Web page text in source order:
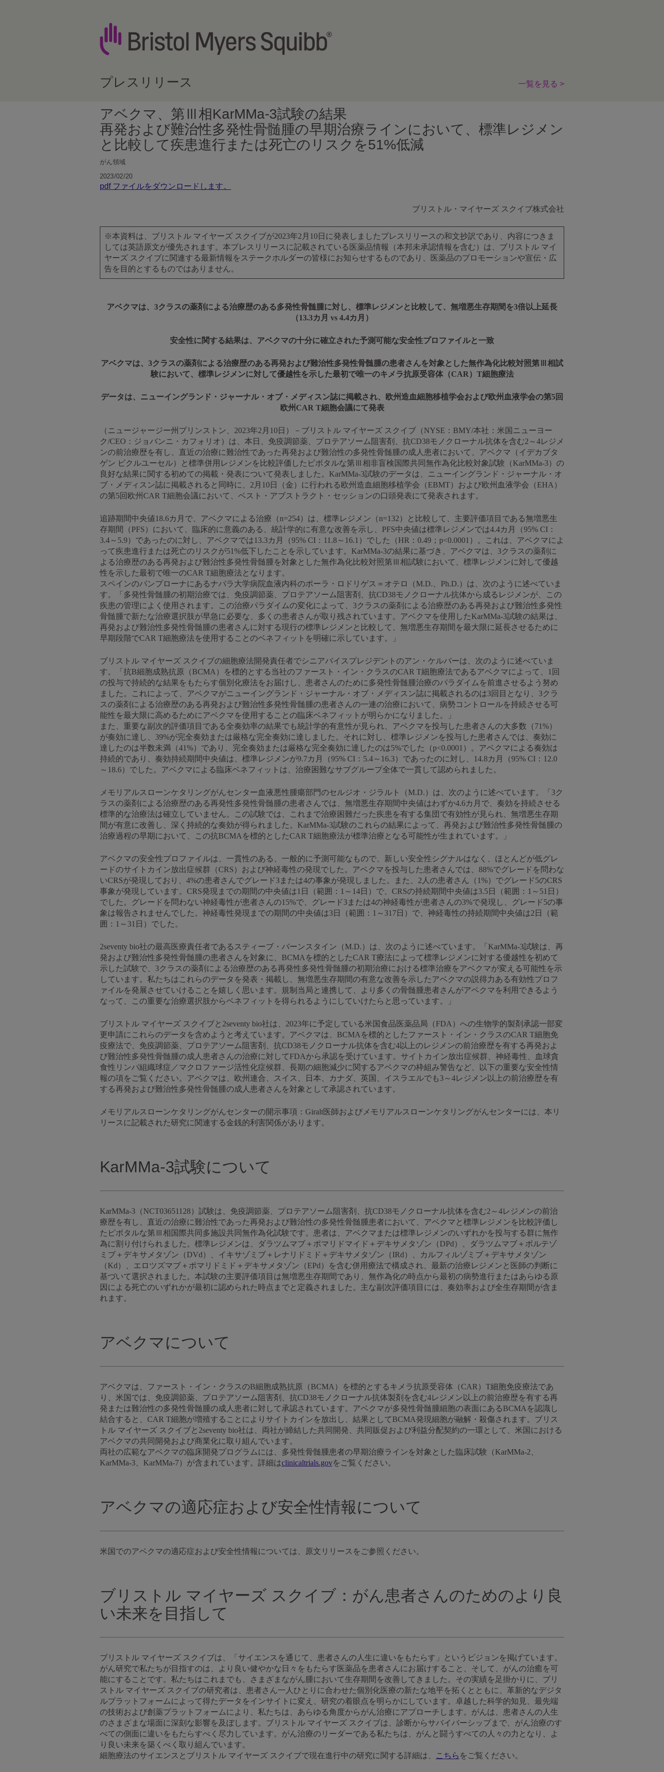
プレスリリース 一覧を見る >
アベクマ、第Ⅲ相KarMMa-3試験の結果
再発および難治性多発性骨髄腫の早期治療ラインにおいて、標準レジメン
と比較して疾患進行または死亡のリスクを51%低減
がん領域
2023/02/20
pdf ファイルをダウンロードします。
ブリストル・マイヤーズ スクイブ株式会社
※本資料は、ブリストル マイヤーズ スクイブが2023年2月10日に発表しましたプレスリリースの和文抄訳であり、内容につきま
しては英語原文が優先されます。本プレスリリースに記載されている医薬品情報（本邦未承認情報を含む）は、ブリストル マイ
ヤーズ スクイブに関連する最新情報をステークホルダーの皆様にお知らせするものであり、医薬品のプロモーションや宣伝・広
告を目的とするものではありません。
アベクマは、3クラスの薬剤による治療歴のある多発性骨髄腫に対し、標準レジメンと比較して、無増悪生存期間を3倍以上延長
（13.3カ月 vs 4.4カ月）
安全性に関する結果は、アベクマの十分に確立された予測可能な安全性プロファイルと一致
アベクマは、3クラスの薬剤による治療歴のある再発および難治性多発性骨髄腫の患者さんを対象とした無作為化比較対照第Ⅲ相試
験において、標準レジメンに対して優越性を示した最初で唯一のキメラ抗原受容体（CAR）T細胞療法
データは、ニューイングランド・ジャーナル・オブ・メディスン誌に掲載され、欧州造血細胞移植学会および欧州血液学会の第5回
欧州CAR T細胞会議にて発表
（ニュージャージー州プリンストン、2023年2月10日）－ブリストル マイヤーズ スクイブ（NYSE：BMY/本社：米国ニューヨー
ク/CEO：ジョバンニ・カフォリオ）は、本日、免疫調節薬、プロテアソーム阻害剤、抗CD38モノクローナル抗体を含む2～4レジメ
ンの前治療歴を有し、直近の治療に難治性であった再発および難治性の多発性骨髄腫の成人患者において、アベクマ（イデカブタ
ゲン ビクルユーセル）と標準併用レジメンを比較評価したピボタルな第Ⅲ相非盲検国際共同無作為化比較対象試験（KarMMa-3）の
良好な結果に関する初めての掲載・発表について発表しました。KarMMa-3試験のデータは、ニューイングランド・ジャーナル・オ
ブ・メディスン誌に掲載されると同時に、2月10日（金）に行われる欧州造血細胞移植学会（EBMT）および欧州血液学会（EHA）
の第5回欧州CAR T細胞会議において、ベスト・アブストラクト・セッションの口頭発表にて発表されます。
追跡期間中央値18.6カ月で、アベクマによる治療（n=254）は、標準レジメン（n=132）と比較して、主要評価項目である無増悪生
存期間（PFS）において、臨床的に意義のある、統計学的に有意な改善を示し、PFS中央値は標準レジメンでは4.4カ月（95% CI：
3.4～5.9）であったのに対し、アベクマでは13.3カ月（95% CI：11.8～16.1）でした（HR：0.49；p<0.0001）。これは、アベクマによ
って疾患進行または死亡のリスクが51%低下したことを示しています。KarMMa-3の結果に基づき、アベクマは、3クラスの薬剤に
よる治療歴のある再発および難治性多発性骨髄腫を対象とした無作為化比較対照第Ⅲ相試験において、標準レジメンに対して優越
性を示した最初で唯一のCAR T細胞療法となります。
スペインのパンプローナにあるナバラ大学病院血液内科のポーラ・ロドリゲス＝オテロ（M.D.、Ph.D.）は、次のように述べていま
す。「多発性骨髄腫の初期治療では、免疫調節薬、プロテアソーム阻害剤、抗CD38モノクローナル抗体から成るレジメンが、この
疾患の管理によく使用されます。この治療パラダイムの変化によって、3クラスの薬剤による治療歴のある再発および難治性多発性
骨髄腫で新たな治療選択肢が早急に必要な、多くの患者さんが取り残されています。アベクマを使用したKarMMa-3試験の結果は、
再発および難治性多発性骨髄腫の患者さんに対する現行の標準レジメンと比較して、無増悪生存期間を最大限に延長させるために
早期段階でCAR T細胞療法を使用することのベネフィットを明確に示しています。」
ブリストル マイヤーズ スクイブの細胞療法開発責任者でシニアバイスプレジデントのアン・ケルバーは、次のように述べていま
す。「抗B細胞成熟抗原（BCMA）を標的とする当社のファースト・イン・クラスのCAR T細胞療法であるアベクマによって、1回
の投与で持続的な結果をもたらす個別化療法をお届けし、患者さんのために多発性骨髄腫治療のパラダイムを前進させるよう努め
ました。これによって、アベクマがニューイングランド・ジャーナル・オブ・メディスン誌に掲載されるのは3回目となり、3クラ
スの薬剤による治療歴のある再発および難治性多発性骨髄腫の患者さんの一連の治療において、病勢コントロールを持続させる可
能性を最大限に高めるためにアベクマを使用することの臨床ベネフィットが明らかになりました。」
また、重要な副次的評価項目である全奏効率の結果でも統計学的有意性が見られ、アベクマを投与した患者さんの大多数（71%）
が奏効に達し、39%が完全奏効または厳格な完全奏効に達しました。それに対し、標準レジメンを投与した患者さんでは、奏効に
達したのは半数未満（41%）であり、完全奏効または厳格な完全奏効に達したのは5%でした（p<0.0001）。アベクマによる奏効は
持続的であり、奏効持続期間中央値は、標準レジメンが9.7カ月（95% CI：5.4～16.3）であったのに対し、14.8カ月（95% CI：12.0
～18.6）でした。アベクマによる臨床ベネフィットは、治療困難なサブグループ全体で一貫して認められました。
メモリアルスローンケタリングがんセンター血液悪性腫瘍部門のセルジオ・ジラルト（M.D.）は、次のように述べています。「3ク
ラスの薬剤による治療歴のある再発性多発性骨髄腫の患者さんでは、無増悪生存期間中央値はわずか4.6カ月で、奏効を持続させる
標準的な治療法は確立していません。この試験では、これまで治療困難だった疾患を有する集団で有効性が見られ、無増悪生存期
間が有意に改善し、深く持続的な奏効が得られました。KarMMa-3試験のこれらの結果によって、再発および難治性多発性骨髄腫の
治療過程の早期において、この抗BCMAを標的としたCAR T細胞療法が標準治療となる可能性が生まれています。」
アベクマの安全性プロファイルは、一貫性のある、一般的に予測可能なもので、新しい安全性シグナルはなく、ほとんどが低グレ
ードのサイトカイン放出症候群（CRS）および神経毒性の発現でした。アベクマを投与した患者さんでは、88%でグレードを問わな
いCRSが発現しており、4%の患者さんでグレード3または4の事象が発現しました。また、2人の患者さん（1%）でグレード5のCRS
事象が発現しています。CRS発現までの期間の中央値は1日（範囲：1～14日）で、CRSの持続期間中央値は3.5日（範囲：1～51日）
でした。グレードを問わない神経毒性が患者さんの15%で、グレード3または4の神経毒性が患者さんの3%で発現し、グレード5の事
象は報告されませんでした。神経毒性発現までの期間の中央値は3日（範囲：1～317日）で、神経毒性の持続期間中央値は2日（範
囲：1～31日）でした。
2seventy bio社の最高医療責任者であるスティーブ・バーンスタイン（M.D.）は、次のように述べています。「KarMMa-3試験は、再
発および難治性多発性骨髄腫の患者さんを対象に、BCMAを標的としたCAR T療法によって標準レジメンに対する優越性を初めて
示した試験で、3クラスの薬剤による治療歴のある再発性多発性骨髄腫の初期治療における標準治療をアベクマが変える可能性を示
しています。私たちはこれらのデータを発表・掲載し、無増悪生存期間の有意な改善を示したアベクマの説得力ある有効性プロフ
ァイルを発展させていけることを嬉しく思います。規制当局と連携して、より多くの骨髄腫患者さんがアベクマを利用できるよう
なって、この重要な治療選択肢からベネフィットを得られるようにしていけたらと思っています。」
ブリストル マイヤーズ スクイブと2seventy bio社は、2023年に予定している米国食品医薬品局（FDA）への生物学的製剤承認一部変
更申請にこれらのデータを含めようと考えています。アベクマは、BCMAを標的としたファースト・イン・クラスのCAR T細胞免
疫療法で、免疫調節薬、プロテアソーム阻害剤、抗CD38モノクローナル抗体を含む4以上のレジメンの前治療歴を有する再発およ
び難治性多発性骨髄腫の成人患者さんの治療に対してFDAから承認を受けています。サイトカイン放出症候群、神経毒性、血球貪
食性リンパ組織球症／マクロファージ活性化症候群、長期の細胞減少に関するアベクマの枠組み警告など、以下の重要な安全性情
報の項をご覧ください。アベクマは、欧州連合、スイス、日本、カナダ、英国、イスラエルでも3～4レジメン以上の前治療歴を有
する再発および難治性多発性骨髄腫の成人患者さんを対象として承認されています。
メモリアルスローンケタリングがんセンターの開示事項：Giralt医師およびメモリアルスローンケタリングがんセンターには、本リ
リースに記載された研究に関連する金銭的利害関係があります。
KarMMa-3試験について
KarMMa-3（NCT03651128）試験は、免疫調節薬、プロテアソーム阻害剤、抗CD38モノクローナル抗体を含む2～4レジメンの前治
療歴を有し、直近の治療に難治性であった再発および難治性の多発性骨髄腫患者において、アベクマと標準レジメンを比較評価し
たピボタルな第Ⅲ相国際共同多施設共同無作為化試験です。患者は、アベクマまたは標準レジメンのいずれかを投与する群に無作
為に割り付けられました。標準レジメンは、ダラツムマブ＋ポマリドマイド＋デキサメタゾン（DPd）、ダラツムマブ＋ボルテゾ
ミブ＋デキサメタゾン（DVd）、イキサゾミブ＋レナリドミド＋デキサメタゾン（IRd）、カルフィルゾミブ＋デキサメタゾン
（Kd）、エロツズマブ＋ポマリドミド＋デキサメタゾン（EPd）を含む併用療法で構成され、最新の治療レジメンと医師の判断に
基づいて選択されました。本試験の主要評価項目は無増悪生存期間であり、無作為化の時点から最初の病勢進行またはあらゆる原
因による死亡のいずれかが最初に認められた時点までと定義されました。主な副次評価項目には、奏効率および全生存期間が含ま
れます。
アベクマについて
アベクマは、ファースト・イン・クラスのB細胞成熟抗原（BCMA）を標的とするキメラ抗原受容体（CAR）T細胞免疫療法であ
り、米国では、免疫調節薬、プロテアソーム阻害剤、抗CD38モノクローナル抗体製剤を含む4レジメン以上の前治療歴を有する再
発または難治性の多発性骨髄腫の成人患者に対して承認されています。アベクマが多発性骨髄腫細胞の表面にあるBCMAを認識し
結合すると、CAR T細胞が増殖することによりサイトカインを放出し、結果としてBCMA発現細胞が融解・殺傷されます。ブリス
トル マイヤーズ スクイブと2seventy bio社は、両社が締結した共同開発、共同販促および利益分配契約の一環として、米国における
アベクマの共同開発および商業化に取り組んでいます。
両社の広範なアベクマの臨床開発プログラムには、多発性骨髄腫患者の早期治療ラインを対象とした臨床試験（KarMMa-2、
KarMMa-3、KarMMa-7）が含まれています。詳細はclinicaltrials.govをご覧ください。
アベクマの適応症および安全性情報について
米国でのアベクマの適応症および安全性情報については、原文リリースをご参照ください。
ブリストル マイヤーズ スクイブ：がん患者さんのためのより良
い未来を目指して
ブリストル マイヤーズ スクイブは、「サイエンスを通じて、患者さんの人生に違いをもたらす」というビジョンを掲げています。
がん研究で私たちが目指すのは、より良い健やかな日々をもたらす医薬品を患者さんにお届けすること、そして、がんの治癒を可
能にすることです。私たちはこれまでも、さまざまながん腫において生存期間を改善してきました。その実績を足掛かりに、ブリ
ストル マイヤーズ スクイブの研究者は、患者さん一人ひとりに合わせた個別化医療の新たな地平を拓くとともに、革新的なデジタ
ルプラットフォームによって得たデータをインサイトに変え、研究の着眼点を明らかにしています。卓越した科学的知見、最先端
の技術および創薬プラットフォームにより、私たちは、あらゆる角度からがん治療にアプローチします。がんは、患者さんの人生
のさまざまな場面に深刻な影響を及ぼします。ブリストル マイヤーズ スクイブは、診断からサバイバーシップまで、がん治療のす
べての側面に違いをもたらすべく尽力しています。がん治療のリーダーである私たちは、がんと闘うすべての人々の力となり、よ
り良い未来を築くべく取り組んでいます。
細胞療法のサイエンスとブリストル マイヤーズ スクイブで現在進行中の研究に関する詳細は、
こちら をご覧ください。